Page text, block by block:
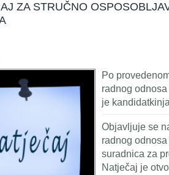
ZA STRUČNO
Po
radnog
je
Objavljuje se
radnog
suradnica za
Natječaj je